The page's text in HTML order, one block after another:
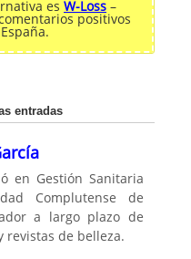
es W-Loss –
positivos
entradas
en Gestión Sanitaria
Complutense de
a largo plazo de
revistas de belleza.